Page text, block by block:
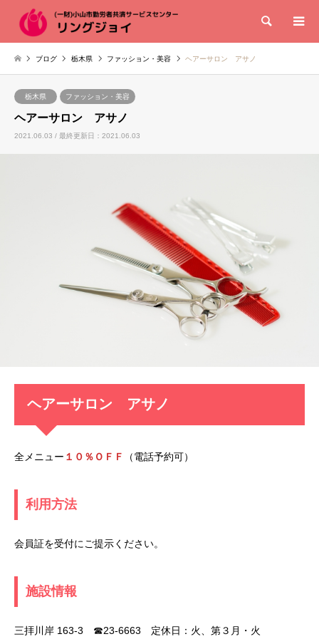
検索
ブログ 栃木県 ファッション・美容 ヘアーサロン アサノ
栃木県 ファッション・美容
ヘアーサロン アサノ
2021.06.03 / 最終更新日：2021.06.03
ヘアーサロン アサノ
全メニュー １０％ＯＦＦ （電話予約可）
利用方法
会員証を受付にご提示ください。
施設情報
三拝川岸 163-3 ☎23-6663 定休日：火、第３月・火